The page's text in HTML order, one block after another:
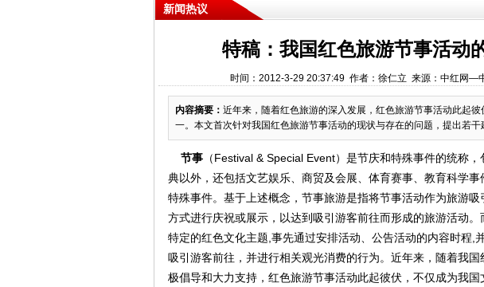
新闻热议
特稿：我国红色旅游节事活动
时间：2012-3-29 20:37:49 作者：徐仁立 来源：中红网—
内容摘要： 近年来，随着红色旅游的深入发展，红色旅游节事活动此起
一。本文首次针对我国红色旅游节事活动的现状与存在的问题，提出若干
节事（Festival & Special Event）是节庆和特殊事件的统称
典以外，还包括文艺娱乐、商贸及会展、体育赛事、教育科学
特殊事件。基于上述概念，节事旅游是指将节事活动作为旅游
方式进行庆祝或展示，以达到吸引游客前往而形成的旅游活动
特定的红色文化主题,事先通过安排活动、公告活动的内容时程,
吸引游客前往，并进行相关观光消费的行为。近年来，随着我
极倡导和大力支持，红色旅游节事活动此起彼伏，不仅成为我